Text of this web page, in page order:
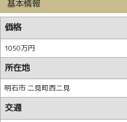
基本情報
価格
1050万円
所在地
明石市 二見町西二見
交通